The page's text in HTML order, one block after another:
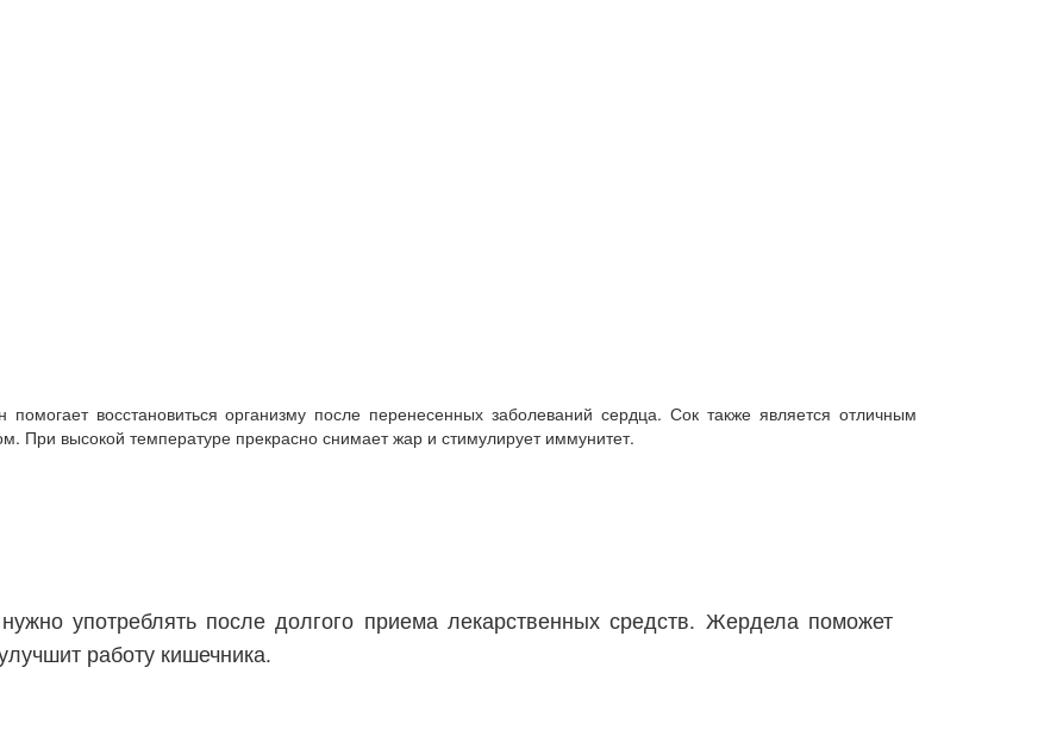
восстановиться организму после перенесенных заболеваний сердца. Сок также является отличным
При высокой температуре прекрасно снимает жар и стимулирует иммунитет.
употреблять после долгого приема лекарственных средств. Жердела поможет
работу кишечника.